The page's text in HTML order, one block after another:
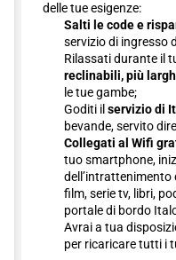
delle tue esigenze:
Salti le code e
servizio di ingresso
Rilassati durante il
reclinabili, più
le tue gambe;
Goditi il servizio di
bevande, servito
Collegati al Wifi
tuo smartphone,
dell’intrattenimento
film, serie tv, libri,
portale di bordo
Avrai a tua
per ricaricare tutti i